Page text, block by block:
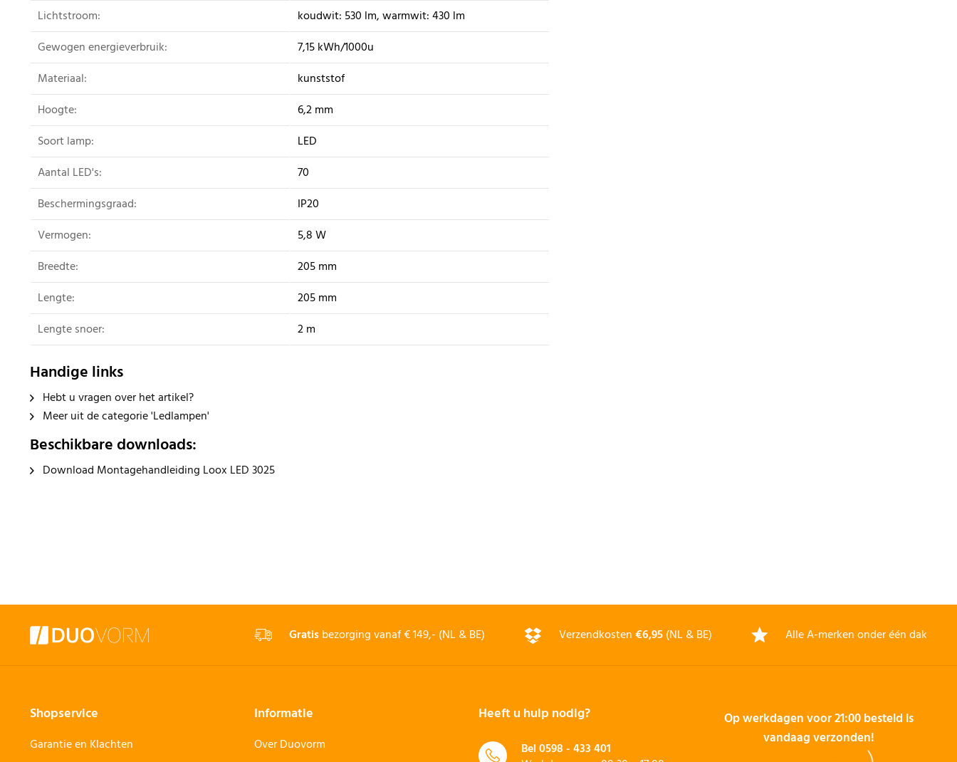
Lichtstroom:
koudwit: 530 lm, warmwit: 430 lm
Gewogen energieverbruik:
7,15 kWh/1000u
Materiaal:
kunststof
Hoogte:
6,2 mm
Soort lamp:
LED
Aantal LED's:
70
Beschermingsgraad:
IP20
Vermogen:
5,8 W
Breedte:
205 mm
Lengte:
205 mm
Lengte snoer:
2 m
Handige links
Hebt u vragen over het artikel?
Meer uit de categorie 'Ledlampen'
Beschikbare downloads:
Download Montagehandleiding Loox LED 3025
Gratisbezorging vanaf € 149,- (NL & BE) Verzendkosten€6,95(NL & BE) Alle A-merken onder één dak
Shopservice
Garantie en Klachten
Informatie
Over Duovorm
Heeft u hulp nodig?
Bel0598 - 433 401
Op werkdagen voor 21:00 besteld is
vandaag verzonden!